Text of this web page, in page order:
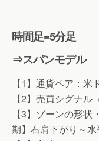
時間足=5分足
⇒スパンモデル
【1】通貨ペア：米
【2】売買シグナ
【3】ゾーンの形
期】右肩下がり～水